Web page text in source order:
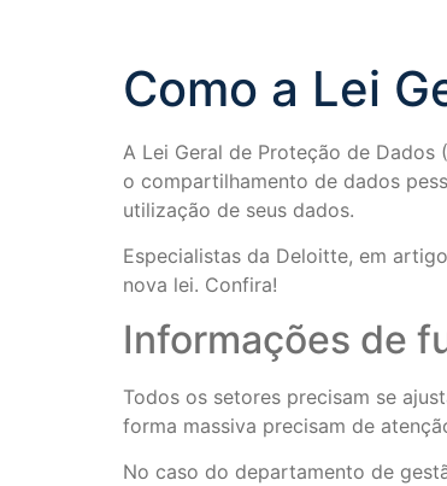
Como a Lei
A Lei Geral de Proteção de
o compartilhamento de dados
utilização de seus dados.
Especialistas da Deloitte, em
nova lei. Confira!
Informações de
Todos os setores precisam se
forma massiva precisam de
No caso do departamento de